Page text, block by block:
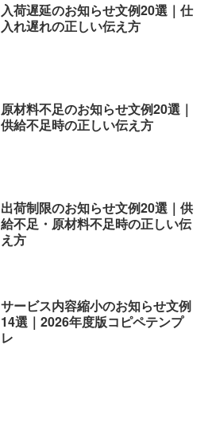
入荷遅延のお知らせ文例20選｜仕
入れ遅れの正しい伝え方
原材料不足のお知らせ文例20選｜
供給不足時の正しい伝え方
出荷制限のお知らせ文例20選｜供
給不足・原材料不足時の正しい伝
え方
サービス内容縮小のお知らせ文例
14選｜2026年度版コピペテンプ
レ